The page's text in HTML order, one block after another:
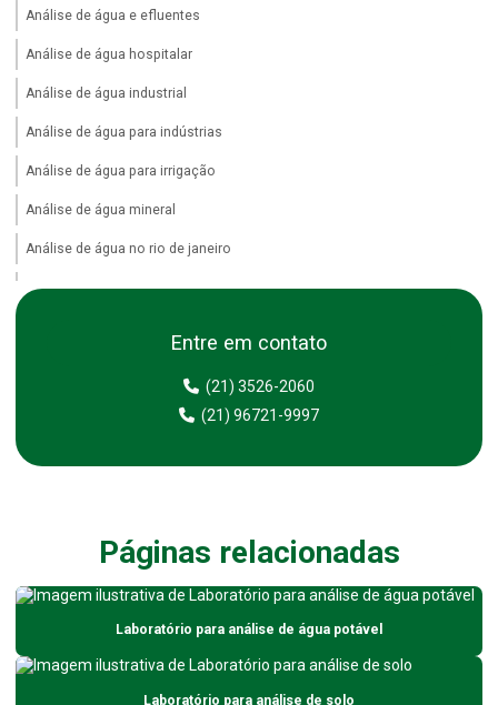
Análise de água e efluentes
Análise de água hospitalar
Análise de água industrial
Análise de água para indústrias
Análise de água para irrigação
Análise de água mineral
Análise de água no rio de janeiro
Análise de água no rj
Análise de água purificada
Análise de água de represas
Análise de água de rios
Análise de água de rios para indústrias
Análise de água em sp
Entre em contato
(21) 3526-2060
(21) 96721-9997
Páginas relacionadas
Laboratório para análise de água potável
Laboratório para análise de solo